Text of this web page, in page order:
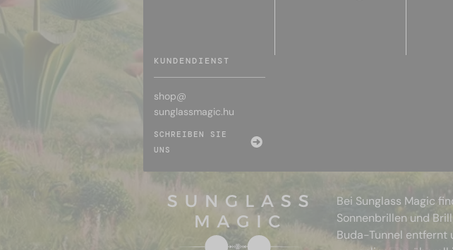
KUNDENDIENST
shop@
sunglassmagic.hu
SCHREIBEN SIE
UNS
Bei Sunglass Magic
Sonnenbrillen und
Buda-Tunnel entfernt